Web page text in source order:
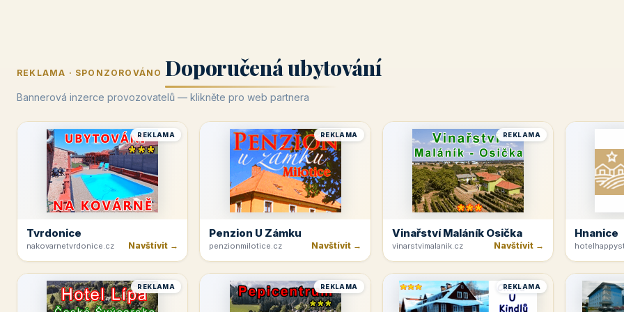
REKLAMA · SPONZOROVÁNO Doporučená ubytování
Bannerová inzerce provozovatelů — klikněte pro web partnera
REKLAMA
Tvrdonice
nakovarnetvrdonice.cz Navštívit →
REKLAMA
Penzion U Zámku
penzionmilotice.cz Navštívit →
REKLAMA
Vinařství Maláník Osička
vinarstvimalanik.cz Navštívit →
Hnanice
REKLAMA REKLAMA REKLAMA